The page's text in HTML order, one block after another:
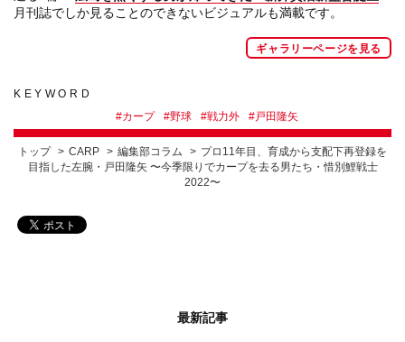
月刊誌でしか見ることのできないビジュアルも満載です。
ギャラリーページを見る
KEYWORD
#カープ #野球 #戦力外 #戸田隆矢
トップ CARP 編集部コラム
プロ11年目、育成から支配下再登録を
目指した左腕・戸田隆矢 〜今季限りでカープを去る男たち・惜別鯉戦士
2022〜
最新記事